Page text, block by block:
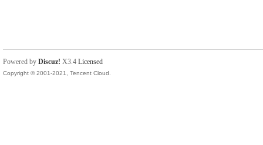
Powered by Discuz! X3.4 Licensed
Copyright © 2001-2021, Tencent Cloud.